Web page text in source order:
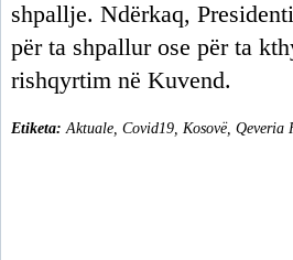
shpallje. Ndërkaq,
për ta shpallur ose për ta
rishqyrtim në Kuvend.
Etiketa: Aktuale Covid19 Kosovë, Qeveria